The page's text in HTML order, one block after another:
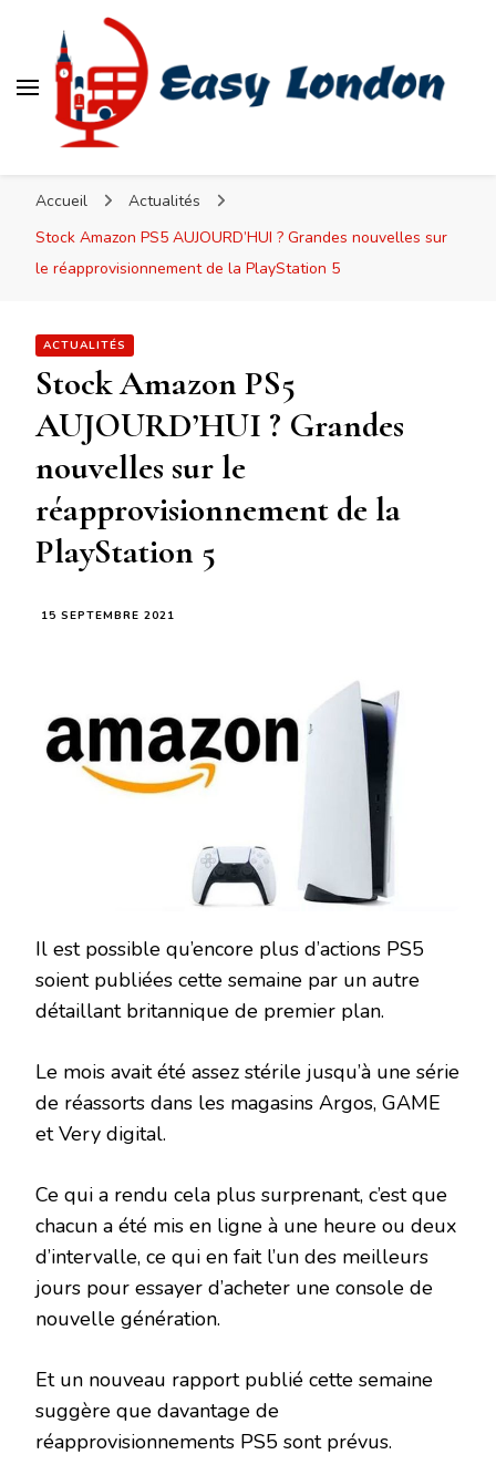
Accueil
Actualités
Stock Amazon PS5 AUJOURD’HUI ? Grandes nouvelles sur
le réapprovisionnement de la PlayStation 5
ACTUALITÉS
Stock Amazon PS5
AUJOURD’HUI ? Grandes
nouvelles sur le
réapprovisionnement de la
PlayStation 5
15 SEPTEMBRE 2021
Il est possible qu’encore plus d’actions PS5
soient publiées cette semaine par un autre
détaillant britannique de premier plan.
Le mois avait été assez stérile jusqu’à une série
de réassorts dans les magasins Argos, GAME
et Very digital.
Ce qui a rendu cela plus surprenant, c’est que
chacun a été mis en ligne à une heure ou deux
d’intervalle, ce qui en fait l’un des meilleurs
jours pour essayer d’acheter une console de
nouvelle génération.
Et un nouveau rapport publié cette semaine
suggère que davantage de
réapprovisionnements PS5 sont prévus.